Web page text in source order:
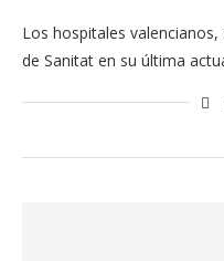
Los hospitales
de Sanitat en su última